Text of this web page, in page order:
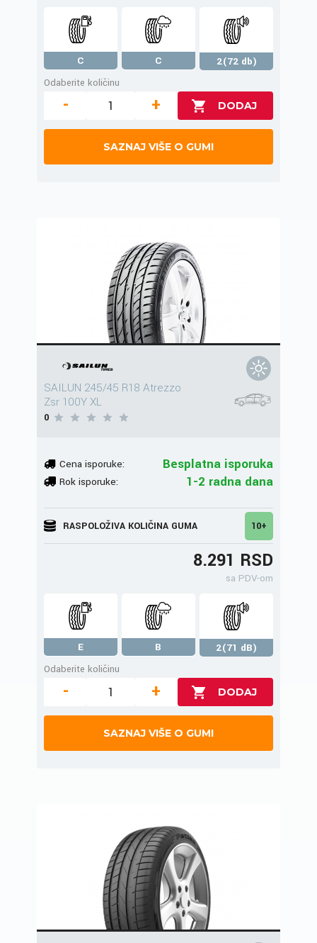
C C
2(72 db)
Odaberite količinu
- +
SAZNAJ VIŠE O GUMI
SAILUN 245/45 R18 Atrezzo
Zsr 100Y XL
0
Cena isporuke: Besplatna isporuka
Rok isporuke: 1-2 radna dana
RASPOLOŽIVA KOLIČINA GUMA 10+
8.291 RSD
sa PDV-om
E B
2(71 dB)
Odaberite količinu
- +
SAZNAJ VIŠE O GUMI